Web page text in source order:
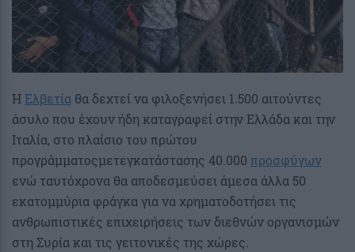
Η Ελβετία θα δεχτεί να φιλοξενήσει 1.500 αιτούντες
άσυλο που έχουν ήδη καταγραφεί στην Ελλάδα και την
Ιταλία, στο πλαίσιο του πρώτου
προγράμματοςμετεγκατάστασης 40.000 προσφύγων
ενώ ταυτόχρονα θα αποδεσμεύσει άμεσα άλλα 50
εκατομμύρια φράγκα για να χρηματοδοτήσει τις
ανθρωπιστικές επιχειρήσεις των διεθνών οργανισμών
στη Συρία και τις γειτονικές της χώρες.